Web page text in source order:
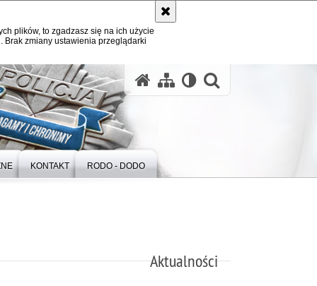
plików, to zgadzasz się na ich użycie
zmiany ustawienia przeglądarki
KONTAKT RODO - DODO
Aktualności